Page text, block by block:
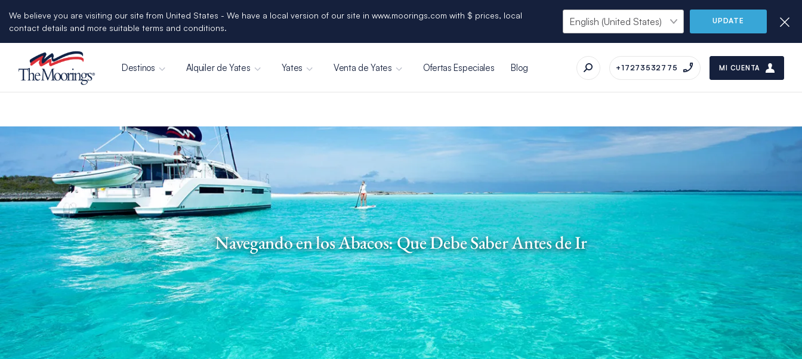
We believe you are visiting our site from United States - We have a local version of our site in www.moorings.com with $ prices, local
contact details and more suitable terms and conditions.
UPDATE
Destinos Alquiler de Yates Yates Venta de Yates Ofertas Especiales Blog +17273532775 MI CUENTA
Navegando en los Abacos: Que Debe Saber Antes de Ir